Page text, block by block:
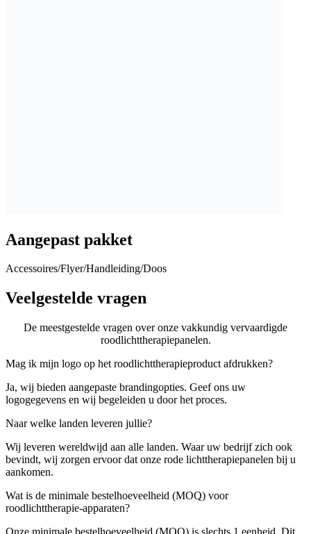
Aangepast pakket
Accessoires/Flyer/Handleiding/Doos
Veelgestelde vragen
De meestgestelde vragen over onze vakkundig vervaardigde
roodlichttherapiepanelen.
Mag ik mijn logo op het roodlichttherapieproduct afdrukken?
Ja, wij bieden aangepaste brandingopties. Geef ons uw
logogegevens en wij begeleiden u door het proces.
Naar welke landen leveren jullie?
Wij leveren wereldwijd aan alle landen. Waar uw bedrijf zich ook
bevindt, wij zorgen ervoor dat onze rode lichttherapiepanelen bij u
aankomen.
Wat is de minimale bestelhoeveelheid (MOQ) voor
roodlichttherapie-apparaten?